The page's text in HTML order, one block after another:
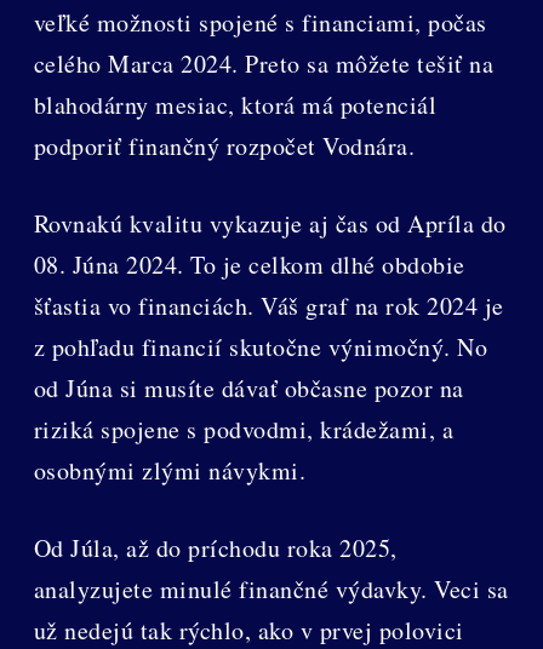
veľké možnosti spojené s financiami, počas
celého Marca 2024. Preto sa môžete tešiť na
blahodárny mesiac, ktorá má potenciál
podporiť finančný rozpočet Vodnára.
Rovnakú kvalitu vykazuje aj čas od Apríla do
08. Júna 2024. To je celkom dlhé obdobie
šťastia vo financiách. Váš graf na rok 2024 je
z pohľadu financií skutočne výnimočný. No
od Júna si musíte dávať občasne pozor na
riziká spojene s podvodmi, krádežami, a
osobnými zlými návykmi.
Od Júla, až do príchodu roka 2025,
analyzujete minulé finančné výdavky. Veci sa
už nedejú tak rýchlo, ako v prvej polovici